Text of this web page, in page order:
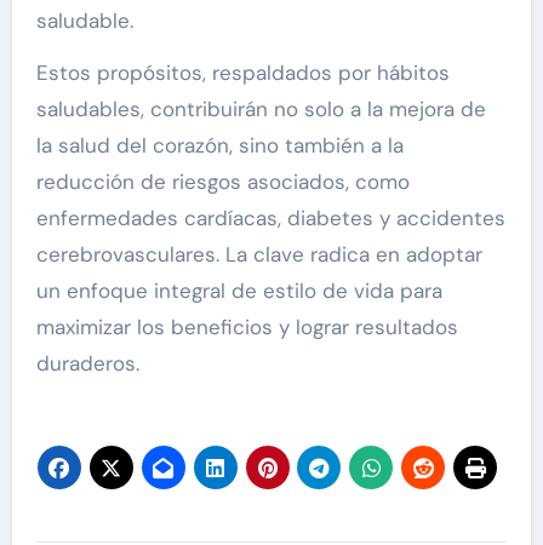
saludable.
Estos propósitos, respaldados por hábitos
saludables, contribuirán no solo a la mejora de
la salud del corazón, sino también a la
reducción de riesgos asociados, como
enfermedades cardíacas, diabetes y accidentes
cerebrovasculares. La clave radica en adoptar
un enfoque integral de estilo de vida para
maximizar los beneficios y lograr resultados
duraderos.